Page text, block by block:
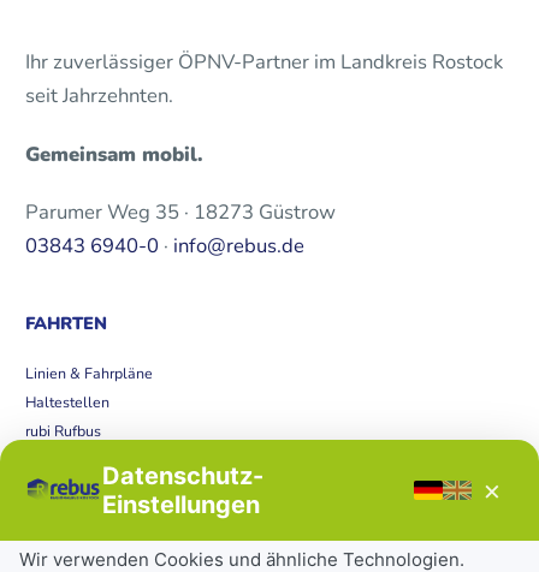
Ihr zuverlässiger ÖPNV-Partner im Landkreis Rostock
seit Jahrzehnten.
Gemeinsam mobil.
Parumer Weg 35 · 18273 Güstrow
03843 6940-0 · info@rebus.de
FAHRTEN
Linien & Fahrpläne
Haltestellen
rubi Rufbus
Störungen
Tickets & Tarife
Datenschutz-
Einstellungen
×
Wir verwenden Cookies und ähnliche Technologien.